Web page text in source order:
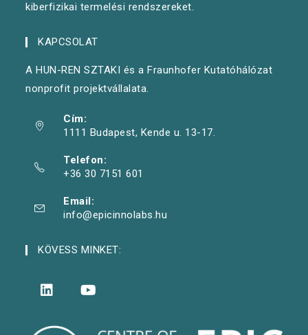
kiberfizikai termelési rendszereket.
KAPCSOLAT
A HUN-REN SZTAKI és a Fraunhofer Kutatóhálózat
nonprofit projektvállalata.
Cím:
1111 Budapest, Kende u. 13-17.
Telefon:
+36 30 7151 601
Email:
info@epicinnolabs.hu
KÖVESS MINKET: